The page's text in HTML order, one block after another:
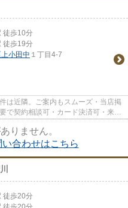
徒歩10分
徒歩19分
上小田中 １丁目4-7
は近隣。ご案内もスムーズ・当店掲
で契約相談可・カード決済可・来店
りません。
合わせはこちら
徒歩20分